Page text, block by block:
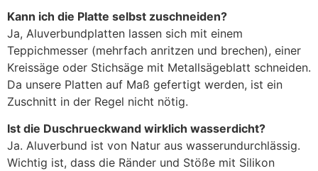
Kann ich die Platte selbst zuschneiden?
Ja, Aluverbundplatten lassen sich mit einem
Teppichmesser (mehrfach anritzen und brechen), einer
Kreissäge oder Stichsäge mit Metallsägeblatt schneiden.
Da unsere Platten auf Maß gefertigt werden, ist ein
Zuschnitt in der Regel nicht nötig.
Ist die Duschrueckwand wirklich wasserdicht?
Ja. Aluverbund ist von Natur aus wasserundurchlässig.
Wichtig ist, dass die Ränder und Stöße mit Silikon